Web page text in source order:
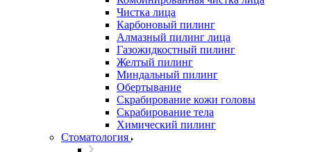
Чистка лица
Карбоновый пилинг
Алмазный пилинг лица
Газожидкостный пилинг
Желтый пилинг
Миндальный пилинг
Обертывание
Скрабирование кожи головы
Скрабирование тела
Химический пилинг
Стоматология